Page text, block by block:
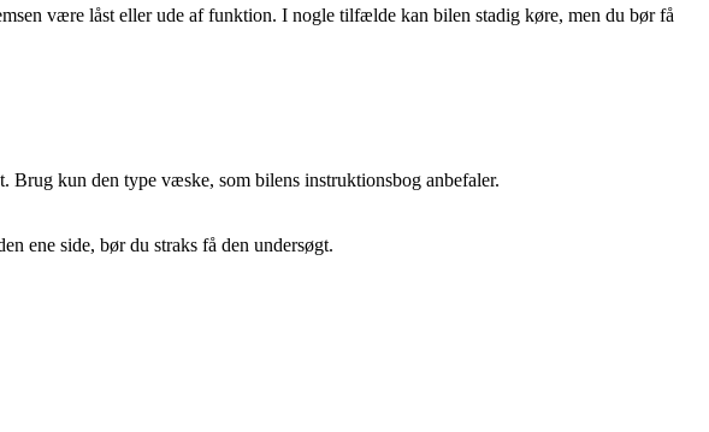
være låst eller ude af funktion. I nogle tilfælde kan bilen stadig køre, men du bør få
kun den type væske, som bilens instruktionsbog anbefaler.
ene side, bør du straks få den undersøgt.